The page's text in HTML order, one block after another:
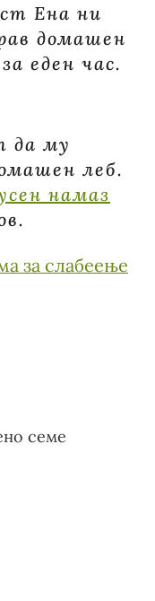
Ена ни
домашен
еден час.
да му
леб.
намаз
за слабеење
семе